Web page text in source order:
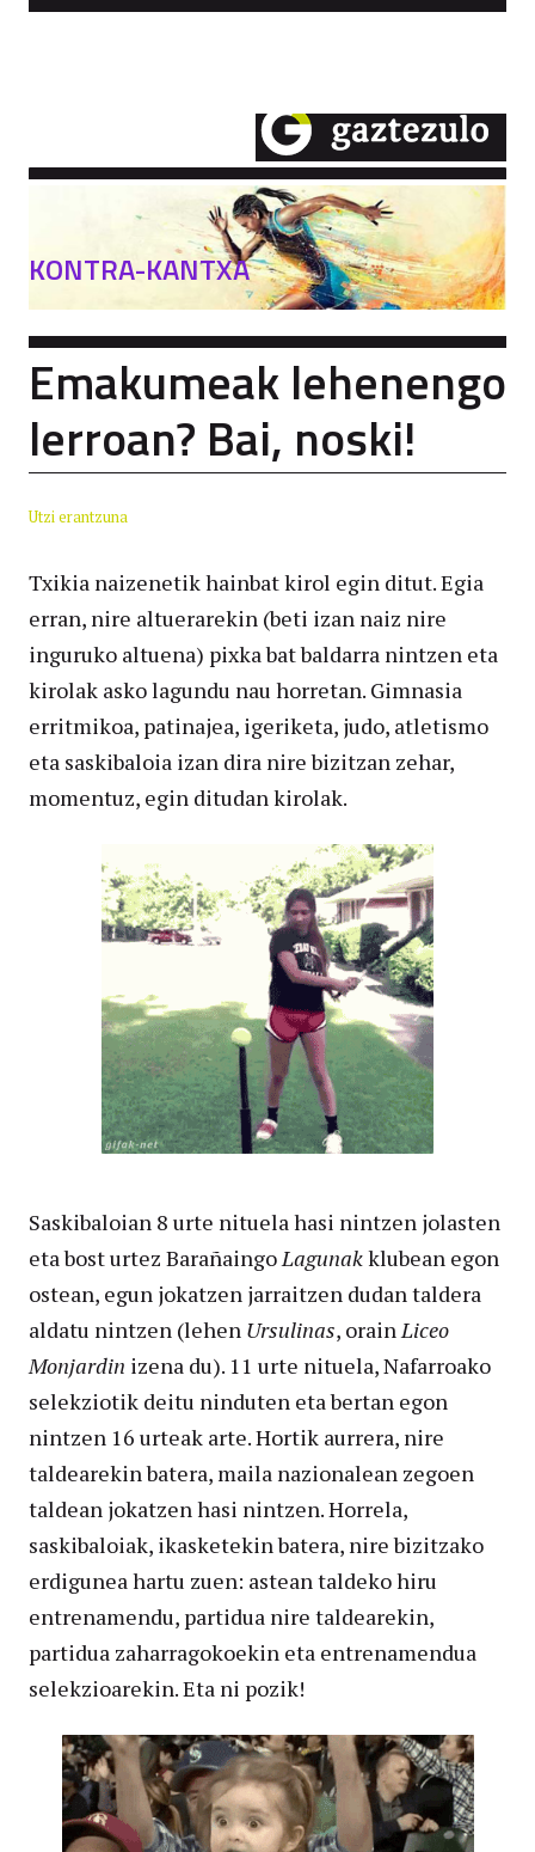
KONTRA-KANTXA
Emakumeak lehenengo
lerroan? Bai, noski!
Utzi erantzuna
Txikia naizenetik hainbat kirol egin ditut. Egia
erran, nire altuerarekin (beti izan naiz nire
inguruko altuena) pixka bat baldarra nintzen eta
kirolak asko lagundu nau horretan. Gimnasia
erritmikoa, patinajea, igeriketa, judo, atletismo
eta saskibaloia izan dira nire bizitzan zehar,
momentuz, egin ditudan kirolak.
Saskibaloian 8 urte nituela hasi nintzen jolasten
eta bost urtez BarañaingoLagunakklubean egon
ostean, egun jokatzen jarraitzen dudan taldera
aldatu nintzen (lehen Ursulinas, orainLiceo
Monjardin izena du). 11 urte nituela, Nafarroako
selekziotik deitu ninduten eta bertan egon
nintzen 16 urteak arte. Hortik aurrera, nire
taldearekin batera, maila nazionalean zegoen
taldean jokatzen hasi nintzen. Horrela,
saskibaloiak, ikasketekin batera, nire bizitzako
erdigunea hartu zuen: astean taldeko hiru
entrenamendu, partidua nire taldearekin,
partidua zaharragokoekin eta entrenamendua
selekzioarekin. Eta ni pozik!